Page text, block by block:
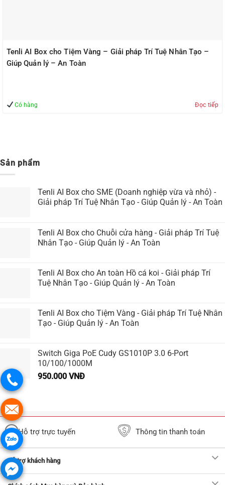
Tenli AI Box cho Tiệm Vàng – Giải pháp Trí Tuệ Nhân Tạo –
Giúp Quản lý – An Toàn
Có hàng Đọc tiếp
Sản phẩm
Tenli AI Box cho SME (Doanh nghiệp vừa và nhỏ) -
Giải pháp Trí Tuệ Nhân Tạo - Giúp Quản lý - An Toàn
Tenli AI Box cho Chuỗi cửa hàng - Giải pháp Trí Tuệ
Nhân Tạo - Giúp Quản lý - An Toàn
Tenli AI Box cho An toàn Hồ cá koi - Giải pháp Trí
Tuệ Nhân Tạo - Giúp Quản lý - An Toàn
Tenli AI Box cho Tiệm Vàng - Giải pháp Trí Tuệ Nhân
Tạo - Giúp Quản lý - An Toàn
Switch Giga PoE Cudy GS1010P 3.0 6-Port
10/100/1000M
950.000 VNĐ
Hỗ trợ trực tuyến Thông tin thanh toán
Hỗ trợ khách hàng